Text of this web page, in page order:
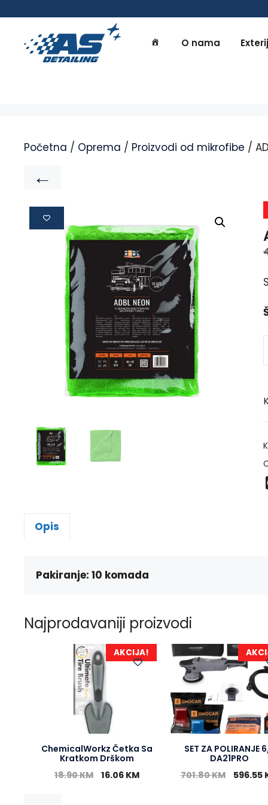
O nama
Početna / Oprema / Proizvodi od mikrofibe /
←
Opis
Pakiranje: 10 komada
Najprodavaniji proizvodi
AKCIJA!
ChemicalWorkz Četka Sa
Kratkom Drškom
18.90KM 16.06 KM
SET ZA POLIRANJE
DA21PRO
701.80KM 596.55